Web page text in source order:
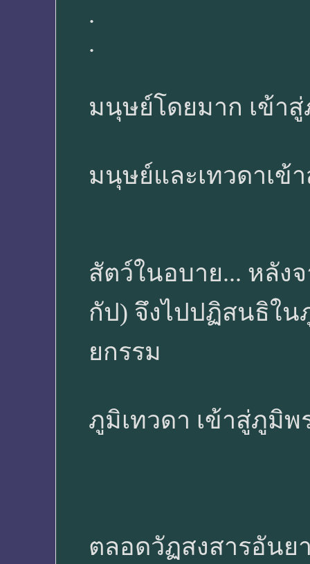
.
.
มนุษย์โดยมาก เข้า
มนุษย์และเทวดาเข้
สัตว์ในอบาย... หลั
กัป) จึงไปปฏิสนธิใน
ยกรรม
ภูมิเทวดา เข้าสู่ภูมิพ
ตลอดวัฏสงสารอันย